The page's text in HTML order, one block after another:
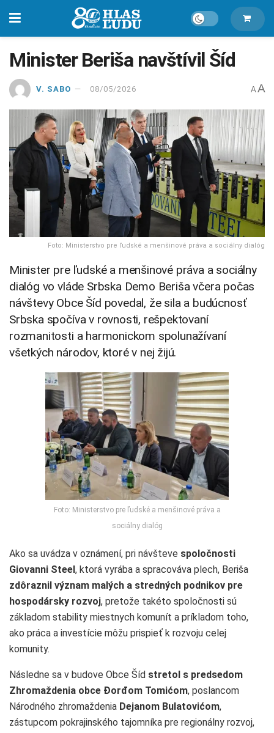
Minister Beriša navštívil Šíd
V. SABO 08/05/2026 A A
Foto: Ministerstvo pre ľudské a menšinové práva a sociálny dialóg
Minister pre ľudské a menšinové práva a sociálny
dialóg vo vláde Srbska Demo Beriša včera počas
návštevy Obce Šíd povedal, že sila a budúcnosť
Srbska spočíva v rovnosti, rešpektovaní
rozmanitosti a harmonickom spolunažívaní
všetkých národov, ktoré v nej žijú.
Foto: Ministerstvo pre ľudské a menšinové práva a
sociálny dialóg
Ako sa uvádza v oznámení, pri návšteve spoločnosti
Giovanni Steel, ktorá vyrába a spracováva plech, Beriša
zdôraznil význam malých a stredných podnikov pre
hospodársky rozvoj, pretože takéto spoločnosti sú
základom stability miestnych komunít a príkladom toho,
ako práca a investície môžu prispieť k rozvoju celej
komunity.
Následne sa v budove Obce Šíd stretol s predsedom
Zhromaždenia obce Đorđom Tomićom, poslancom
Národného zhromaždenia Dejanom Bulatovićom,
zástupcom pokrajinského tajomníka pre regionálny rozvoj,